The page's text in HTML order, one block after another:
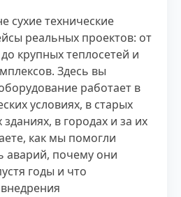
сухие технические
реальных проектов: от
крупных теплосетей и
Здесь вы
работает в
условиях, в старых
в городах и за их
как мы помогли
аварий, почему они
годы и что